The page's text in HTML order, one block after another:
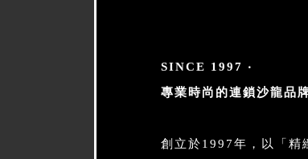
SINCE 1997 ‧
專業時尚的連鎖沙龍品
創立於1997年，以「精